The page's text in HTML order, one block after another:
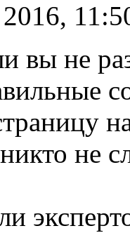
вы не
не